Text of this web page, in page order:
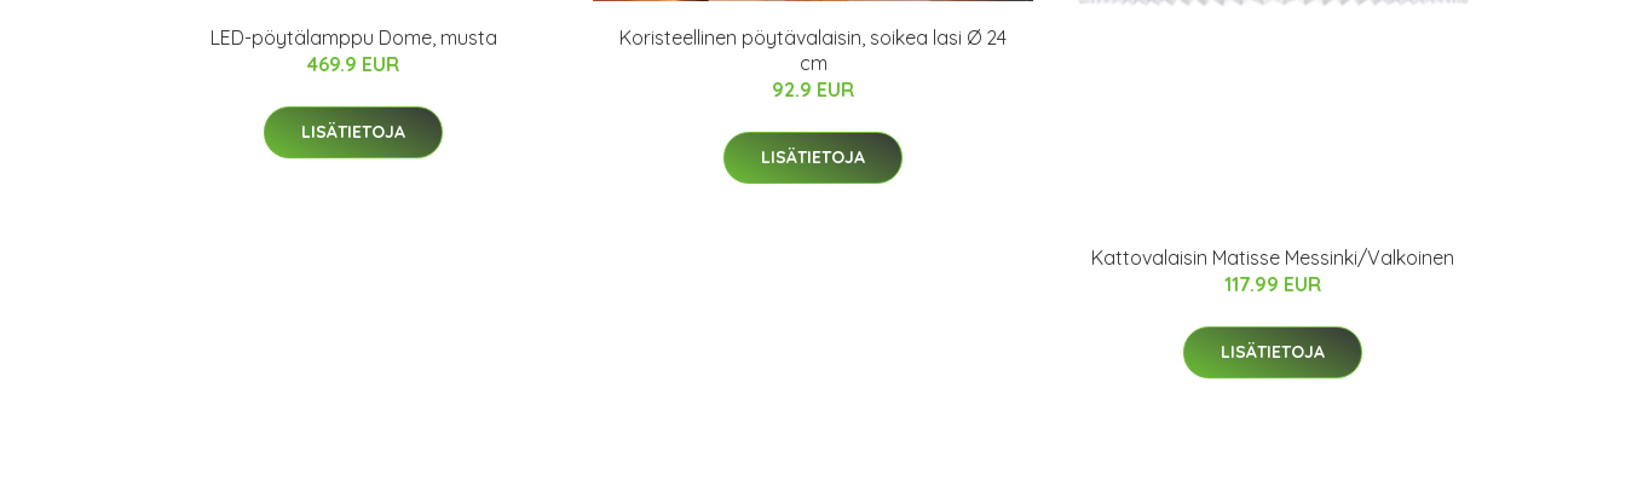
LED-pöytälamppu Dome, musta
469.9 EUR
LISÄTIETOJA
Koristeellinen pöytävalaisin, soikea lasi Ø 24
cm
92.9 EUR
LISÄTIETOJA
Kattovalaisin Matisse Messinki/Valkoinen
117.99 EUR
LISÄTIETOJA